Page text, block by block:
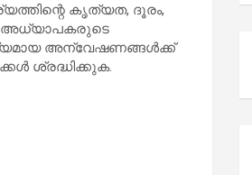
കൃത്യത, ദൂരം,
അധ്യാപകരുടെ
അന്വേഷണങ്ങൾക്ക്
ശ്രദ്ധിക്കുക.